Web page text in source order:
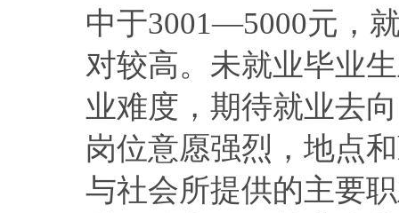
中于3001—5000元，
对较高。未就业毕业
业难度，期待就业去
岗位意愿强烈，地点
与社会所提供的主要